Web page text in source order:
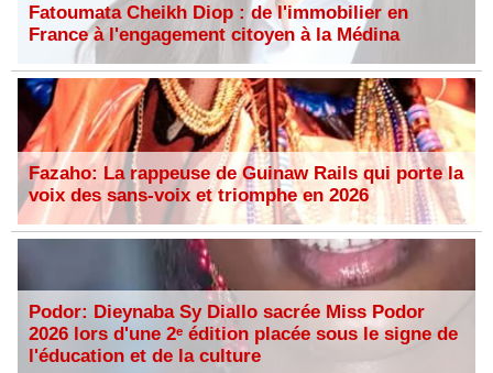
Fatoumata Cheikh Diop : de l'immobilier en
France à l'engagement citoyen à la Médina
Fazaho: La rappeuse de Guinaw Rails qui porte la
voix des sans-voix et triomphe en 2026
Podor: Dieynaba Sy Diallo sacrée Miss Podor
2026 lors d'une 2ᵉ édition placée sous le signe de
l'éducation et de la culture